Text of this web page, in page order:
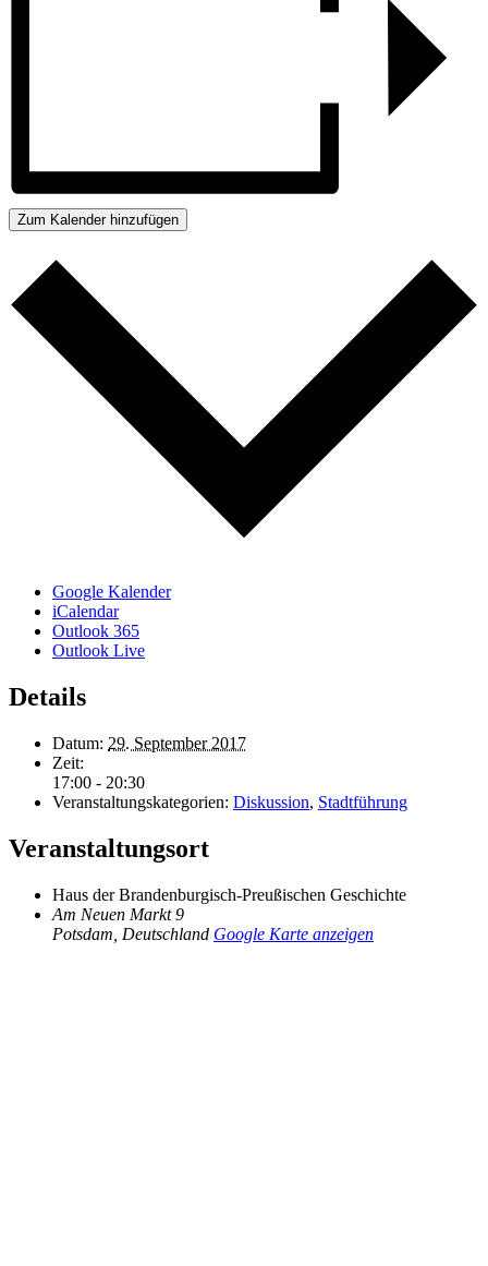
Zum Kalender hinzufügen
Google Kalender
iCalendar
Outlook 365
Outlook Live
Details
Datum: 29. September 2017
Zeit:
17:00 - 20:30
Veranstaltungskategorien: Diskussion, Stadtführung
Veranstaltungsort
Haus der Brandenburgisch-Preußischen Geschichte
Am Neuen Markt 9
Potsdam Deutschland Google Karte anzeigen